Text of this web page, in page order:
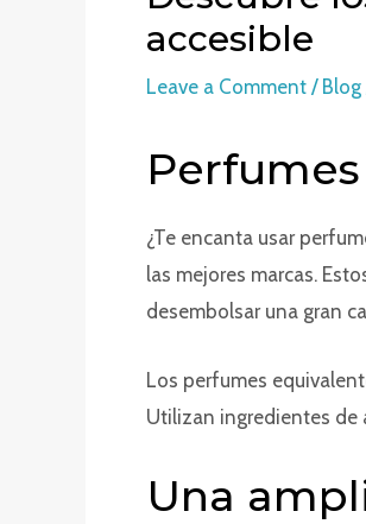
accesible
Leave a Comment / Blog
¿Te encanta usar
las mejores marcas.
desembolsar una gran
Los perfumes
Utilizan ingredientes de
Una